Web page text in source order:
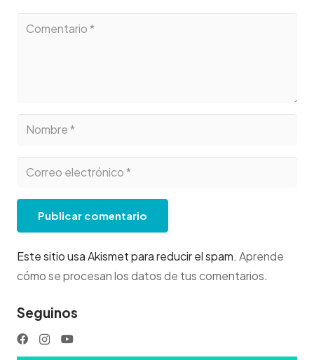
Publicar comentario
Este sitio usa Akismet para reducir el spam. Aprende
cómo se procesan los datos de tus comentarios.
Seguinos